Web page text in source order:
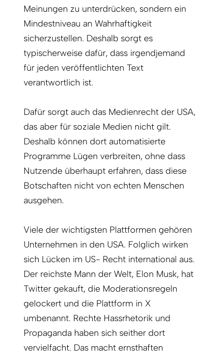
Meinungen zu unterdrücken, sondern ein
Mindestniveau an Wahrhaftigkeit
sicherzustellen. Deshalb sorgt es
typischerweise dafür, dass irgendjemand
für jeden veröffentlichten Text
verantwortlich ist.
Dafür sorgt auch das Medienrecht der USA,
das aber für soziale Medien nicht gilt.
Deshalb können dort automatisierte
Programme Lügen verbreiten, ohne dass
Nutzende überhaupt erfahren, dass diese
Botschaften nicht von echten Menschen
ausgehen.
Viele der wichtigsten Plattformen gehören
Unternehmen in den USA. Folglich wirken
sich Lücken im US- Recht international aus.
Der reichste Mann der Welt, Elon Musk, hat
Twitter gekauft, die Moderationsregeln
gelockert und die Plattform in X
umbenannt. Rechte Hassrhetorik und
Propaganda haben sich seither dort
vervielfacht. Das macht ernsthaften